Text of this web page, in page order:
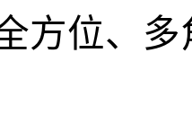
方位、